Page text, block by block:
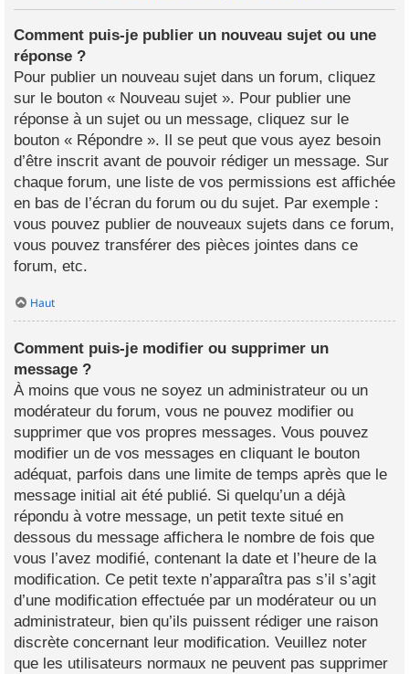
Comment puis-je publier un nouveau sujet ou une
réponse ?
Pour publier un nouveau sujet dans un forum, cliquez
sur le bouton « Nouveau sujet ». Pour publier une
réponse à un sujet ou un message, cliquez sur le
bouton « Répondre ». Il se peut que vous ayez besoin
d’être inscrit avant de pouvoir rédiger un message. Sur
chaque forum, une liste de vos permissions est affichée
en bas de l’écran du forum ou du sujet. Par exemple :
vous pouvez publier de nouveaux sujets dans ce forum,
vous pouvez transférer des pièces jointes dans ce
forum, etc.
Haut
Comment puis-je modifier ou supprimer un
message ?
À moins que vous ne soyez un administrateur ou un
modérateur du forum, vous ne pouvez modifier ou
supprimer que vos propres messages. Vous pouvez
modifier un de vos messages en cliquant le bouton
adéquat, parfois dans une limite de temps après que le
message initial ait été publié. Si quelqu’un a déjà
répondu à votre message, un petit texte situé en
dessous du message affichera le nombre de fois que
vous l’avez modifié, contenant la date et l’heure de la
modification. Ce petit texte n’apparaîtra pas s’il s’agit
d’une modification effectuée par un modérateur ou un
administrateur, bien qu’ils puissent rédiger une raison
discrète concernant leur modification. Veuillez noter
que les utilisateurs normaux ne peuvent pas supprimer